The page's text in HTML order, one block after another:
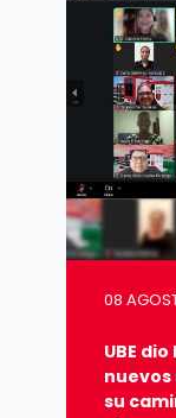
08
UBE
su